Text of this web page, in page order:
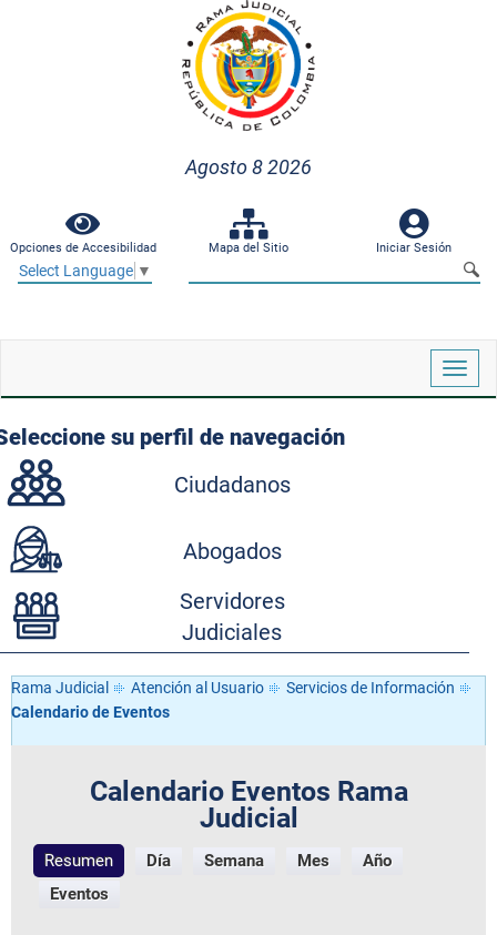
Agosto 8 2026
Opciones de Accesibilidad Mapa del Sitio Iniciar Sesión
Select Language ▼
su perfil de navegación
Ciudadanos
Abogados
Servidores
Judiciales
Rama Judicial Atención al Usuario
Servicios de Información
Calendario de Eventos
Calendario Eventos Rama
Judicial
Resumen Día Semana Mes
Año
Eventos